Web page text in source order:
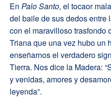
En Palo Santo, el tocaor
del baile de sus dedos entre
con el maravilloso trasfondo
Triana que una vez hubo un
enseñarnos el verdadero
Tierra. Nos dice la Madera:
y venidas, amores y
leyenda”.